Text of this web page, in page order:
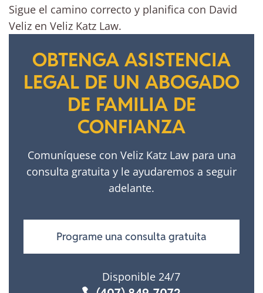
Sigue el camino correcto y planifica con David
Veliz en Veliz Katz Law.
OBTENGA ASISTENCIA
LEGAL DE UN ABOGADO
DE FAMILIA DE
CONFIANZA
Comuníquese con Veliz Katz Law para una
consulta gratuita y le ayudaremos a seguir
adelante.
Programe una consulta gratuita
Disponible 24/7